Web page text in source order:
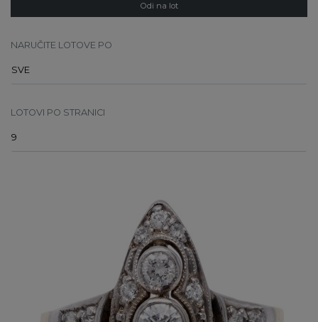
Odi na lot
NARUČITE LOTOVE PO
LOTOVI PO STRANICI